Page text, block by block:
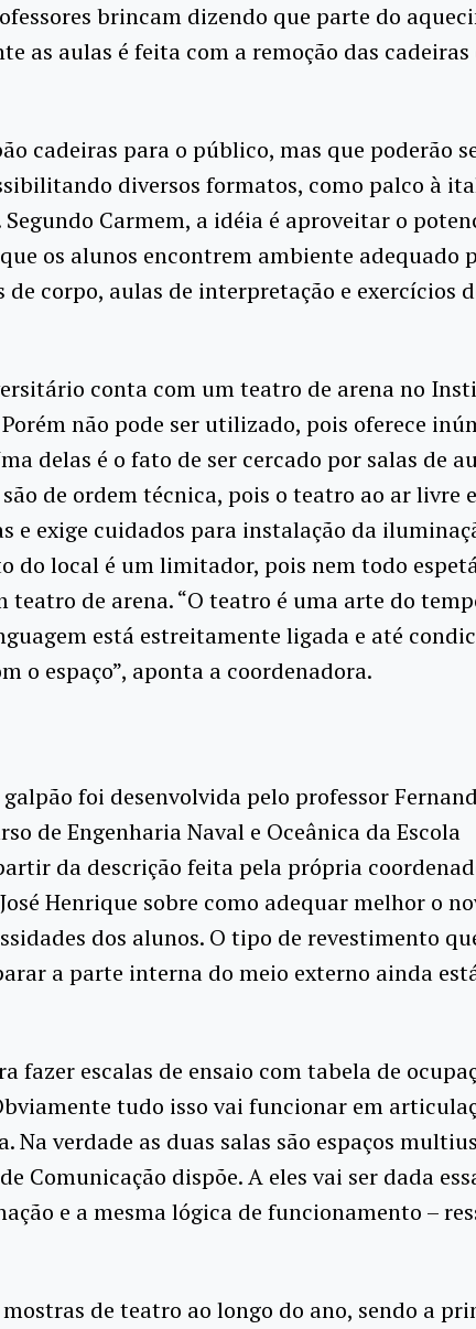
brincam dizendo que parte do
as aulas é feita com a remoção das cadeiras
cadeiras para o público, mas que poderão
diversos formatos, como palco à
Carmem, a idéia é aproveitar o
os alunos encontrem ambiente adequado
corpo, aulas de interpretação e exercícios
conta com um teatro de arena no
não pode ser utilizado, pois oferece
delas é o fato de ser cercado por salas de
de ordem técnica, pois o teatro ao ar livre
e exige cuidados para instalação da
do local é um limitador, pois nem todo
teatro de arena. “O teatro é uma arte do
está estreitamente ligada e até
o espaço”, aponta a coordenadora.
foi desenvolvida pelo professor
de Engenharia Naval e Oceânica da Escola
da descrição feita pela própria
Henrique sobre como adequar melhor o
dos alunos. O tipo de revestimento
a parte interna do meio externo ainda
fazer escalas de ensaio com tabela de
tudo isso vai funcionar em
Na verdade as duas salas são espaços
Comunicação dispõe. A eles vai ser dada
e a mesma lógica de funcionamento –
de teatro ao longo do ano, sendo a